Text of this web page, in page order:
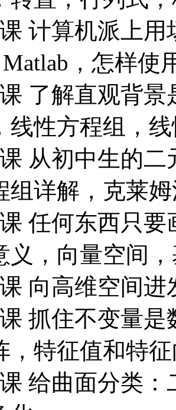
线性方程组，
从初中生的
组详解，克莱
任何东西只
义，向量空间
向高维空间
抓住不变量
，特征值和特
给曲面分类
化
从繁入简：矩
课 走向机器学
课 回归分析的